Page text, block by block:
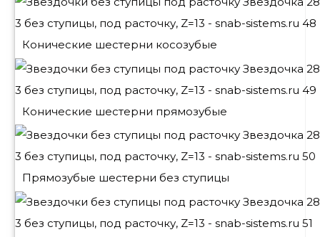
Конические шестерни косозубые
Конические шестерни прямозубые
Прямозубые шестерни без ступицы